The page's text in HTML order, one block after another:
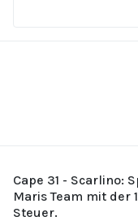
Cape 31 - Scarlino:
Maris Team mit der
Steuer.